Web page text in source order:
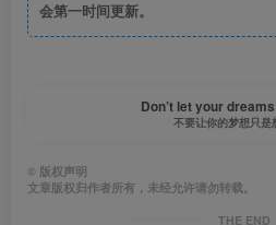
会第一时间更新。
Don’t let your
不要让你的梦想只是
© 版权声明
文章版权归作者所有，未经允许请勿转载。
THE END